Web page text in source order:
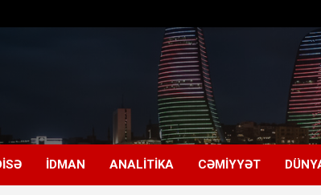
İDMAN ANALITIKA CƏMIYYƏT